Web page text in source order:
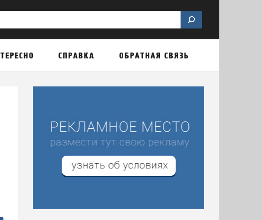
СПРАВКА ОБРАТНАЯ СВЯЗЬ